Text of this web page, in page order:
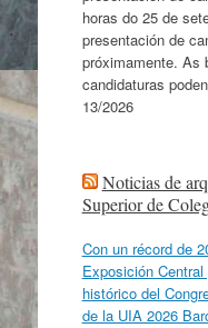
horas do 25 de
presentación de
próximamente. As
candidaturas
13/2026
Noticias de
Superior de
Con un récord de
Exposición
histórico del
de la UIA 2026